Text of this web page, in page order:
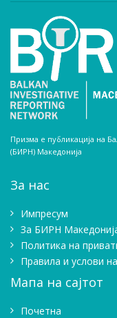
Призма е публикација на
(БИРН) Македонија
За нас
Импресум
Зa БИРН
Политика на
Правила и услови
Мапа на сајтот
Почетна